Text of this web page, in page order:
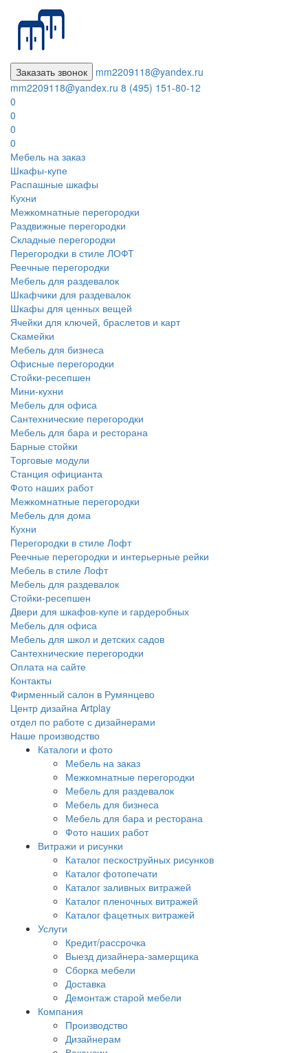
Заказать звонок
mm2209118@yandex.ru
mm2209118@yandex.ru 8 (495) 151-80-12
0
0
0
0
Мебель на заказ
Шкафы-купе
Распашные шкафы
Кухни
Межкомнатные перегородки
Раздвижные перегородки
Складные перегородки
Перегородки в стиле ЛОФТ
Реечные перегородки
Мебель для раздевалок
Шкафчики для раздевалок
Шкафы для ценных вещей
Ячейки для ключей, браслетов и карт
Скамейки
Мебель для бизнеса
Офисные перегородки
Стойки-ресепшен
Мини-кухни
Мебель для офиса
Сантехнические перегородки
Мебель для бара и ресторана
Барные стойки
Торговые модули
Станция официанта
Фото наших работ
Межкомнатные перегородки
Мебель для дома
Кухни
Перегородки в стиле Лофт
Реечные перегородки и интерьерные рейки
Мебель в стиле Лофт
Мебель для раздевалок
Стойки-ресепшен
Двери для шкафов-купе и гардеробных
Мебель для офиса
Мебель для школ и детских садов
Сантехнические перегородки
Оплата на сайте
Контакты
Фирменный салон в Румянцево
Центр дизайна Artplay
отдел по работе с дизайнерами
Наше производство
Каталоги и фото
Мебель на заказ
Межкомнатные перегородки
Мебель для раздевалок
Мебель для бизнеса
Мебель для бара и ресторана
Фото наших работ
Витражи и рисунки
Каталог пескоструйных рисунков
Каталог фотопечати
Каталог заливных витражей
Каталог пленочных витражей
Каталог фацетных витражей
Услуги
Кредит/рассрочка
Выезд дизайнера-замерщика
Сборка мебели
Доставка
Демонтаж старой мебели
Компания
Производство
Дизайнерам